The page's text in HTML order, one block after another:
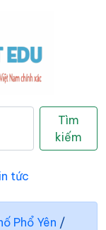
Tìm
kiếm
tức
Phổ Yên /